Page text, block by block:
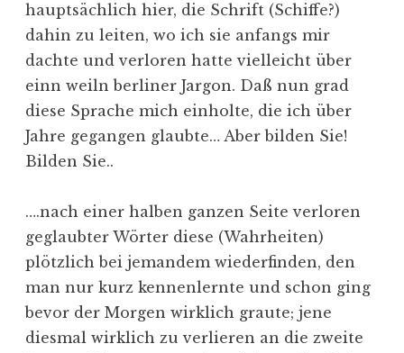
hauptsächlich hier, die Schrift (Schiffe?)
dahin zu leiten, wo ich sie anfangs mir
dachte und verloren hatte vielleicht über
einn weiln berliner Jargon. Daß nun grad
diese Sprache mich einholte, die ich über
Jahre gegangen glaubte… Aber bilden Sie!
Bilden Sie..
….nach einer halben ganzen Seite verloren
geglaubter Wörter diese (Wahrheiten)
plötzlich bei jemandem wiederfinden, den
man nur kurz kennenlernte und schon ging
bevor der Morgen wirklich graute; jene
diesmal wirklich zu verlieren an die zweite